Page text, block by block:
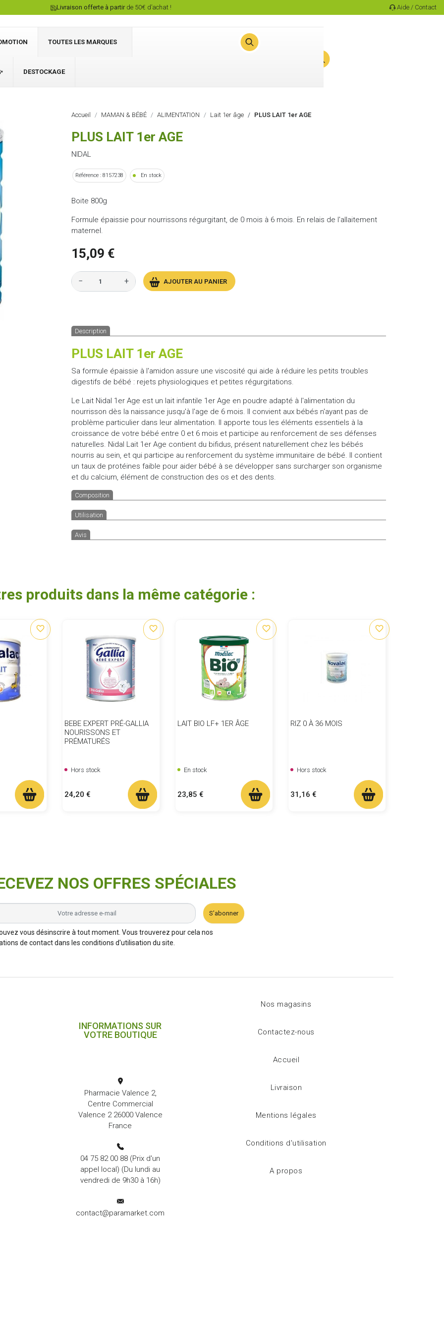
Livraison offerte à partirde 50€ d’achat ! Aide / Contact
TOUTES LES MARQUES
DESTOCKAGE
Accueil MAMAN & BÉBÉ ALIMENTATION Lait 1er âge PLUS LAIT 1er AGE
PLUS LAIT 1er AGE
NIDAL
Référence : 8157238 En stock
Boite 800g
Formule épaissie pour nourrissons régurgitant, de 0 mois à 6 mois. En relais de l'allaitement
maternel.
15,09 €
− + AJOUTER AU PANIER
Description
PLUS LAIT 1er AGE
Sa formule épaissie à l'amidon assure une viscosité qui aide à réduire les petits troubles
digestifs de bébé : rejets physiologiques et petites régurgitations.
Le Lait Nidal 1er Age est un lait infantile 1er Age en poudre adapté à l'alimentation du
nourrisson dès la naissance jusqu'à l'age de 6 mois. Il convient aux bébés n'ayant pas de
problème particulier dans leur alimentation. Il apporte tous les éléments essentiels à la
croissance de votre bébé entre 0 et 6 mois et participe au renforcement de ses défenses
naturelles. Nidal Lait 1er Age contient du bifidus, présent naturellement chez les bébés
nourris au sein, et qui participe au renforcement du système immunitaire de bébé. Il contient
un taux de protéines faible pour aider bébé à se développer sans surcharger son organisme
et du calcium, élément de construction des os et des dents.
Composition
Utilisation
Avis
produits dans la même catégorie :
favorite_border
BEBE EXPERT PRÉ-GALLIA
NOURISSONS ET
PRÉMATURÉS
favorite_border
Hors stock
Prix
24,20 €
LAIT BIO LF+ 1ER ÂGE
favorite_border
En stock
Prix
23,85 €
RIZ 0 À 36 MOIS
favorite_border
Hors stock
Prix
31,16 €
NOS OFFRES SPÉCIALES
S’abonner
vous désinscrire à tout moment. Vous trouverez pour cela nos
de contact dans les conditions d'utilisation du site.
INFORMATIONS SUR
VOTRE BOUTIQUE
Pharmacie Valence 2,
Centre Commercial
Valence 2 26000 Valence
France
04 75 82 00 88 (Prix d'un
appel local) (Du lundi au
vendredi de 9h30 à 16h)
contact@paramarket.com
Nos magasins
Contactez-nous
Accueil
Livraison
Mentions légales
Conditions d'utilisation
A propos